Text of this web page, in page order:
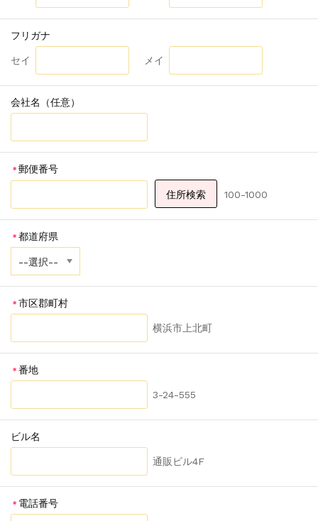
フリガナ
セイ メイ
会社名（任意）
＊ 郵便番号
100-1000
＊ 都道府県
＊ 市区郡町村
横浜市上北町
＊ 番地
3-24-555
ビル名
通販ビル4F
＊ 電話番号